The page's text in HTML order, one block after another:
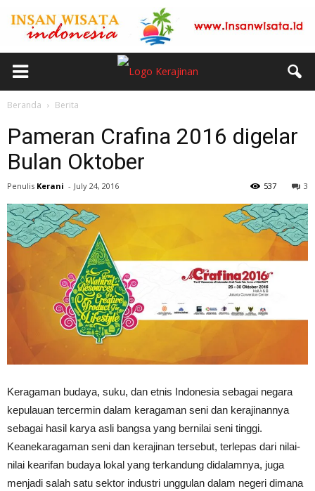
Beranda Berita
Pameran Crafina 2016 digelar
Bulan Oktober
Penulis Kerani - July 24, 2016 3
537
Keragaman budaya, suku, dan etnis Indonesia sebagai negara
kepulauan tercermin dalam keragaman seni dan kerajinannya
sebagai hasil karya asli bangsa yang bernilai seni tinggi.
Keanekaragaman seni dan kerajinan tersebut, terlepas dari nilai-
nilai kearifan budaya lokal yang terkandung didalamnya, juga
menjadi salah satu sektor industri unggulan dalam negeri dimana